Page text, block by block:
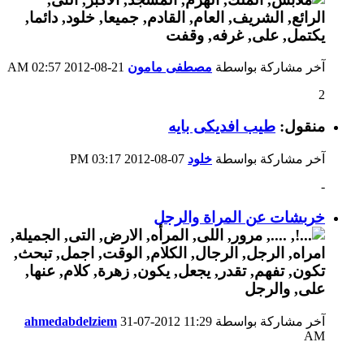
آخر مشاركة بواسطة مصطفى مامون
02:57 AM
2
منقول: طيب افديكى بايه
آخر مشاركة بواسطة خلود
03:17 PM
-
خربشات عن المراة والرجل
آخر مشاركة بواسطة ahmedabdelziem 31-07-2012 11:29
AM